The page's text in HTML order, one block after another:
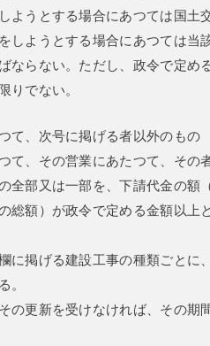
ようとする場合にあつては国土
しようとする場合にあつては当
ならない。ただし、政令で定め
りでない。
、次号に掲げる者以外のもの
、その営業にあたつて、その
全部又は一部を、下請代金の額
総額）が政令で定める金額以上
に掲げる建設工事の種類ごとに
。
更新を受けなければ、その期